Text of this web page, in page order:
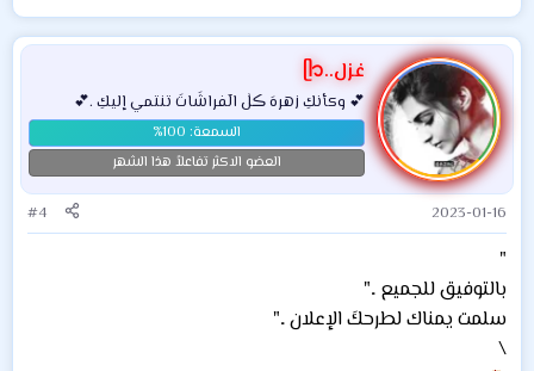
غزل..ᥫ᭡
💕 وكأنكِ زهرهَ ڪلٰ الٓفراشَاتَ تنتمي إليكِ .💕
العضو الاكثر تفاعلاً هذا الشهر
2023-01-16
#4
"
بالتوفيق للجميع .."
سلمت يمناك لطرحكَ الإعلان .."
\